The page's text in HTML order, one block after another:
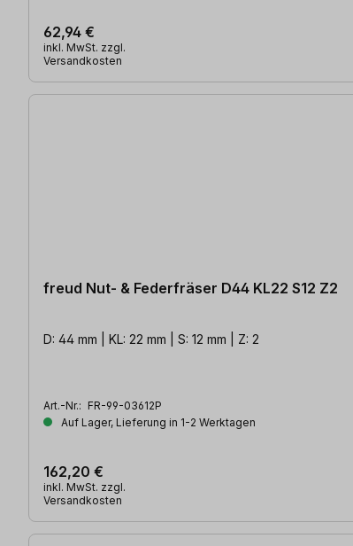
62,94 €
inkl. MwSt. zzgl.
Versandkosten
freud Nut- & Federfräser D44 KL22 S12 Z2
D: 44 mm | KL: 22 mm | S: 12 mm | Z: 2
Art.-Nr.: FR-99-03612P
Auf Lager, Lieferung in 1-2 Werktagen
162,20 €
inkl. MwSt. zzgl.
Versandkosten